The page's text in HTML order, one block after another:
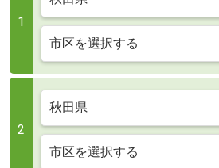
1
2